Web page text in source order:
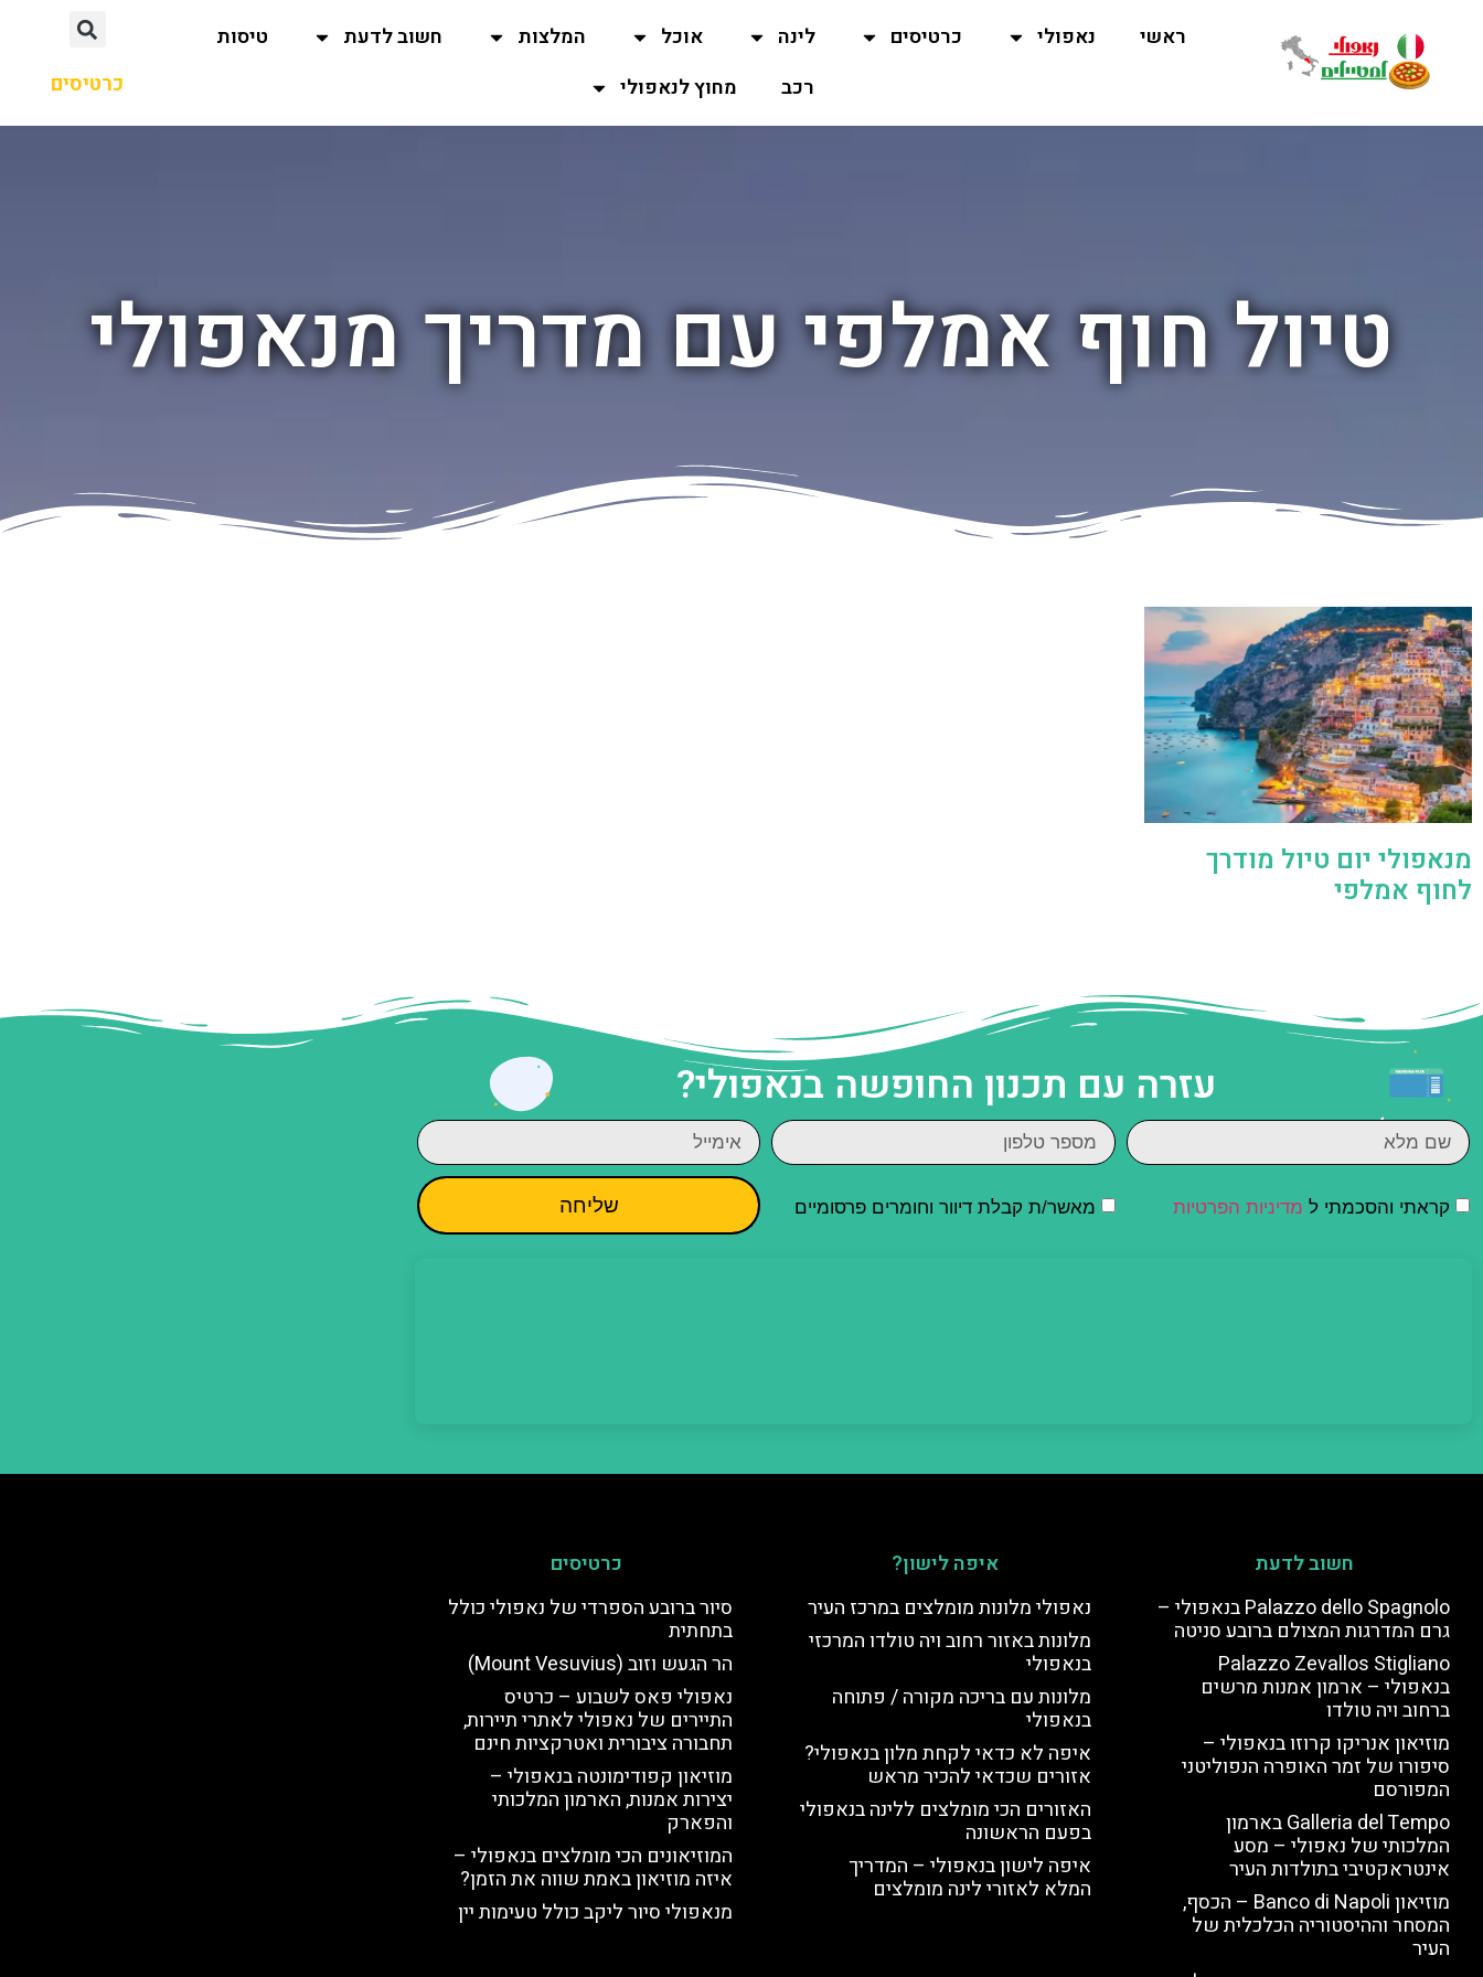
ראשי נאפולי כרטיסים לינה אוכל המלצות חשוב לדעת
טיסות
רכב
מחוץ לנאפולי כרטיסים
טיול חוף אמלפי עם מדריך מנאפולי
מנאפולי יום טיול מודרך
לחוף אמלפי
עזרה עם תכנון החופשה בנאפולי?
קראתי והסכמתי ל מדיניות הפרטיות מאשר/ת קבלת דיוור וחומרים פרסומיים שליחה
חשוב לדעת
Palazzo dello Spagnolo בנאפולי –
גרם המדרגות המצולם ברובע סניטה
Palazzo Zevallos Stigliano
בנאפולי – ארמון אמנות מרשים
ברחוב ויה טולדו
מוזיאון אנריקו קרוזו בנאפולי –
סיפורו של זמר האופרה הנפוליטני
המפורסם
Galleria del Tempo בארמון
המלכותי של נאפולי – מסע
אינטראקטיבי בתולדות העיר
מוזיאון Banco di Napoli – הכסף,
המסחר וההיסטוריה הכלכלית של
העיר
איפה לישון?
נאפולי מלונות מומלצים במרכז העיר
מלונות באזור רחוב ויה טולדו המרכזי
בנאפולי
מלונות עם בריכה מקורה / פתוחה
בנאפולי
איפה לא כדאי לקחת מלון בנאפולי?
אזורים שכדאי להכיר מראש
האזורים הכי מומלצים ללינה בנאפולי
בפעם הראשונה
איפה לישון בנאפולי – המדריך
המלא לאזורי לינה מומלצים
כרטיסים
סיור ברובע הספרדי של נאפולי כולל
בתחתית
הר הגעש וזוב (Mount Vesuvius)
נאפולי פאס לשבוע – כרטיס
התיירים של נאפולי לאתרי תיירות,
תחבורה ציבורית ואטרקציות חינם
מוזיאון קפודימונטה בנאפולי –
יצירות אמנות, הארמון המלכותי
והפארק
המוזיאונים הכי מומלצים בנאפולי –
איזה מוזיאון באמת שווה את הזמן?
מנאפולי סיור ליקב כולל טעימות יין